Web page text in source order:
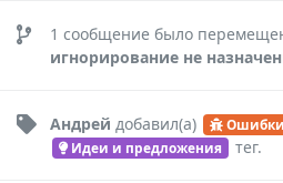
1 сообщение было
игнорирование не
Андрей добавил(а) Ошибки
Идеи и предложения тег.